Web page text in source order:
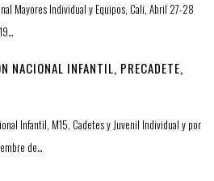
Mayores Individual y Equipos, Cali, Abril 27-28
NACIONAL INFANTIL, PRECADETE,
Infantil, M15, Cadetes y Juvenil Individual y por
de…